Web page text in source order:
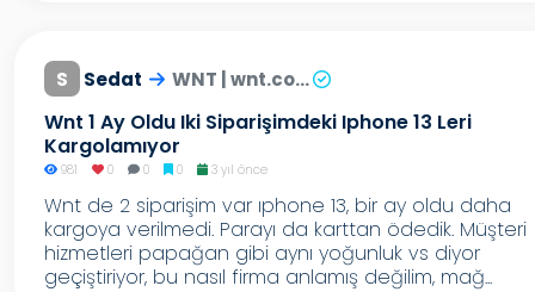
S Sedat WNT | wnt.co...
Wnt 1 Ay Oldu Iki Siparişimdeki Iphone 13 Leri
Kargolamıyor
981 0 0 0 3 yıl önce
Wnt de 2 siparişim var ıphone 13, bir ay oldu daha
kargoya verilmedi. Parayı da karttan ödedik. Müşteri
hizmetleri papağan gibi aynı yoğunluk vs diyor
geçiştiriyor, bu nasıl firma anlamış değilim, mağ...